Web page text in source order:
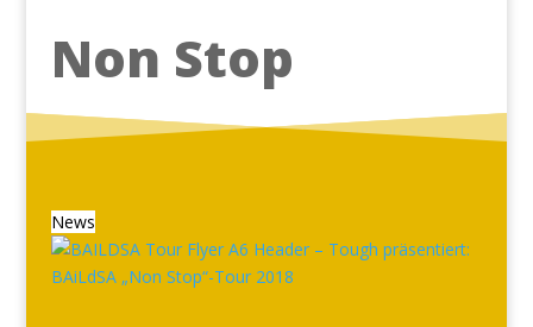
Non Stop
News